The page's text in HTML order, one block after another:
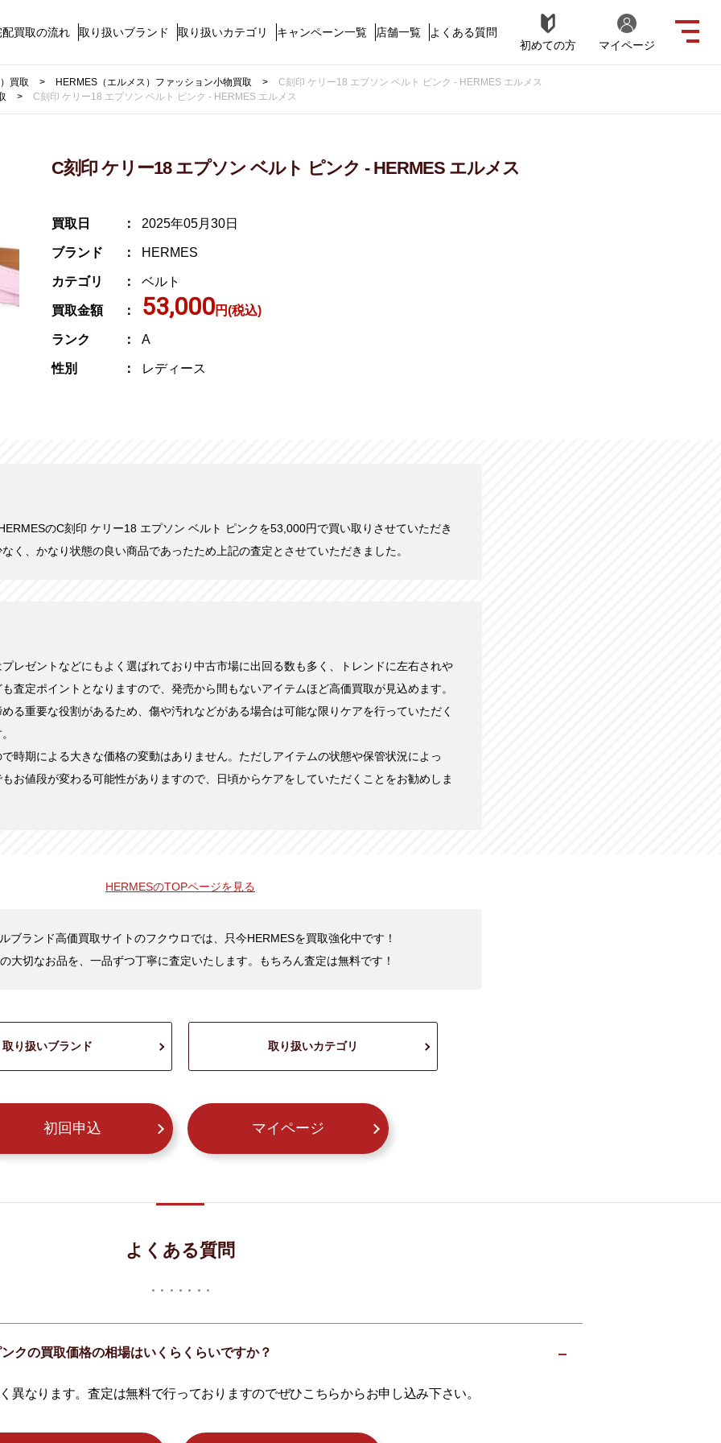
配買取の流れ 取り扱いブランド 取り扱いカテゴリ キャンペーン一覧 店舗一覧
よくある質問
初めての方
マイページ
買取 HERMES（エルメス）ファッション小物買取
C刻印 ケリー18 エプソン ベルト ピンク - HERMES エルメス
C刻印 ケリー18 エプソン ベルト ピンク - HERMES エルメス
C刻印 ケリー18 エプソン ベルト ピンク - HERMES エルメス
買取日 2025年05月30日
ブランド HERMES
カテゴリ ベルト
買取金額 53,000円(税込)
ランク A
性別 レディース
のC刻印 ケリー18 エプソン ベルト ピンクを53,000円で買い取りさせていただき
く、かなり状態の良い商品であったため上記の査定とさせていただきました。
レゼントなどにもよく選ばれており中古市場に出回る数も多く、トレンドに左右されや
査定ポイントとなりますので、発売から間もないアイテムほど高価買取が見込めます。
る重要な役割があるため、傷や汚れなどがある場合は可能な限りケアを行っていただく
時期による大きな価格の変動はありません。ただしアイテムの状態や保管状況によっ
お値段が変わる可能性がありますので、日頃からケアをしていただくことをお勧めしま
HERMESのTOPページを見る
ブランド高価買取サイトのフクウロでは、只今HERMESを買取強化中です！
大切なお品を、一品ずつ丁寧に査定いたします。もちろん査定は無料です！
取り扱いブランド 取り扱いカテゴリ
初回申込 マイページ
よくある質問
クの買取価格の相場はいくらくらいですか？
異なります。査定は無料で行っておりますのでぜひこちらからお申し込み下さい。